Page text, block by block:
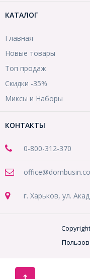
КАТАЛОГ
Главная
Новые товары
Топ продаж
Скидки -35%
Миксы и Наборы
КОНТАКТЫ
0-800-312-370
г. Харьков, ул.